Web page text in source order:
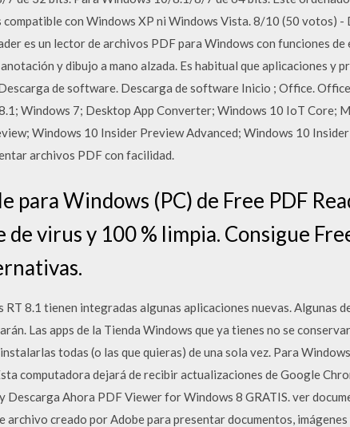
compatible con Windows XP ni Windows Vista. 8/10 (50 votos) -
es un lector de archivos PDF para Windows con funciones de
y dibujo a mano alzada. Es habitual que aplicaciones y
de software. Descarga de software Inicio ; Office.
Windows 7; Desktop App Converter; Windows 10 IoT Core;
Windows 10 Insider Preview Advanced; Windows 10
archivos PDF con facilidad.
para Windows (PC) de Free PDF
de virus y 100 % limpia. Consigue
RT 8.1 tienen integradas algunas aplicaciones nuevas. Algunas
Las apps de la Tienda Windows que ya tienes no se
todas (o las que quieras) de una sola vez. Para
computadora dejará de recibir actualizaciones de Google
Descarga Ahora PDF Viewer for Windows 8 GRATIS. ver
archivo creado por Adobe para presentar documentos,